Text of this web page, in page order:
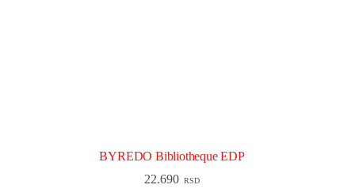
BYREDO Bibliotheque EDP
22.690 RSD